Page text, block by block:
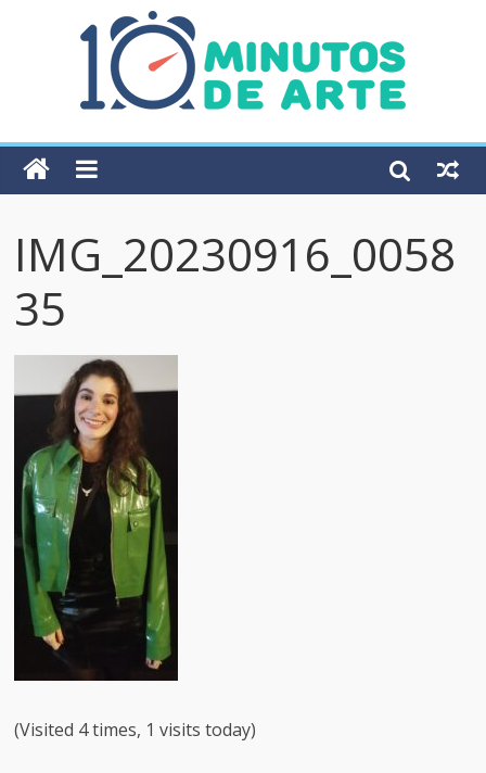
IMG_20230916_0058
35
(Visited 4 times, 1 visits today)